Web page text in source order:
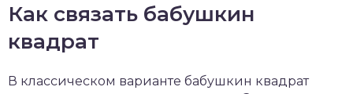
Как связать бабушкин
квадрат
В классическом варианте бабушкин квадрат